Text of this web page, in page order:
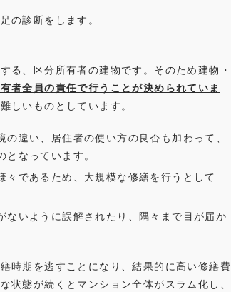
の診断をします。
る、区分所有者の建物です。そのため建物・
者全員の責任で行うことが決められていま
しいものとしています。
違い、居住者の使い方の良否も加わって、
なっています。
であるため、大規模な修繕を行うとして
いように誤解されたり、隅々まで目が届か
時期を逃すことになり、結果的に高い修繕費
状態が続くとマンション全体がスラム化し、